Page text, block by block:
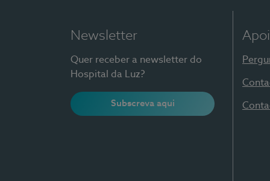
Newsletter
Quer receber a newsletter do
Hospital da Luz?
Subscreva aqui